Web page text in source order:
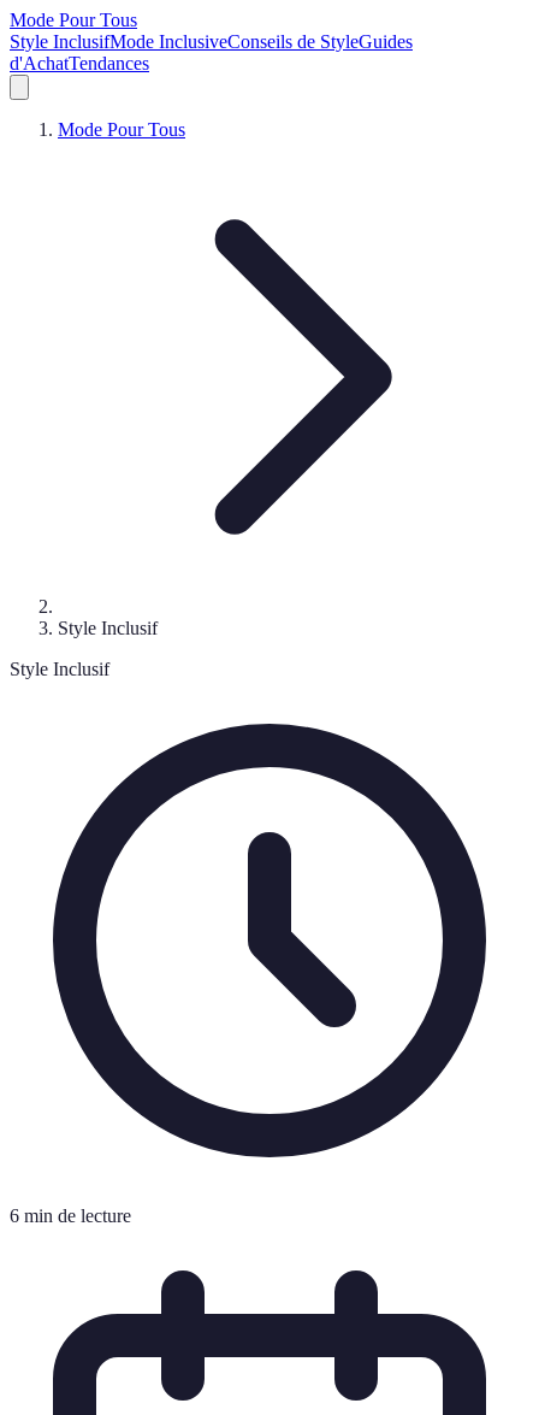
Mode Pour Tous
Style InclusifMode InclusiveConseils de StyleGuides
d'AchatTendances
Mode Pour Tous
Style Inclusif
Style Inclusif
6 min de lecture